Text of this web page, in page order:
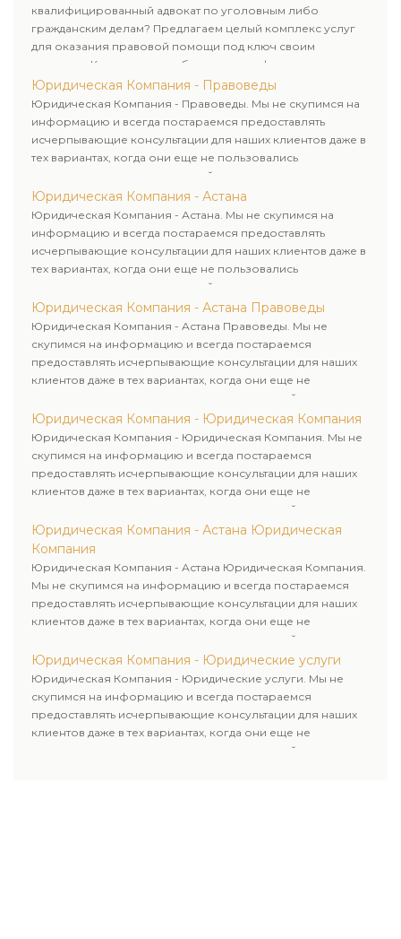
квалифицированный адвокат по уголовным либо
гражданским делам? Предлагаем целый комплекс услуг
для оказания правовой помощи под ключ своим
клиентам. Комплексное обслуживание физических и
юридических лиц. Индивидуальный подход к каждому
клиенту.
Юридическая Компания - Правоведы
Юридическая Компания - Правоведы. Мы не скупимся на
информацию и всегда постараемся предоставлять
исчерпывающие консультации для наших клиентов даже в
тех вариантах, когда они еще не пользовались
юридическими услугами нашей компании.
Юридическая Компания - Астана
Юридическая Компания - Астана. Мы не скупимся на
информацию и всегда постараемся предоставлять
исчерпывающие консультации для наших клиентов даже в
тех вариантах, когда они еще не пользовались
юридическими услугами нашей компании.
Юридическая Компания - Астана Правоведы
Юридическая Компания - Астана Правоведы. Мы не
скупимся на информацию и всегда постараемся
предоставлять исчерпывающие консультации для наших
клиентов даже в тех вариантах, когда они еще не
пользовались юридическими услугами нашей компании.
Юридическая Компания - Юридическая Компания
Юридическая Компания - Юридическая Компания. Мы не
скупимся на информацию и всегда постараемся
предоставлять исчерпывающие консультации для наших
клиентов даже в тех вариантах, когда они еще не
пользовались юридическими услугами нашей компании.
Юридическая Компания - Астана Юридическая
Компания
Юридическая Компания - Астана Юридическая Компания.
Мы не скупимся на информацию и всегда постараемся
предоставлять исчерпывающие консультации для наших
клиентов даже в тех вариантах, когда они еще не
пользовались юридическими услугами нашей компании.
Юридическая Компания - Юридические услуги
Юридическая Компания - Юридические услуги. Мы не
скупимся на информацию и всегда постараемся
предоставлять исчерпывающие консультации для наших
клиентов даже в тех вариантах, когда они еще не
пользовались юридическими услугами нашей компании.